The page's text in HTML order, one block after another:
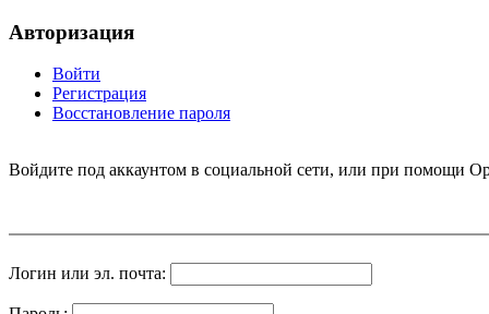
Авторизация
Войти
Регистрация
Восстановление пароля
Войдите под аккаунтом в социальной сети, или при помощи
Логин или эл. почта: